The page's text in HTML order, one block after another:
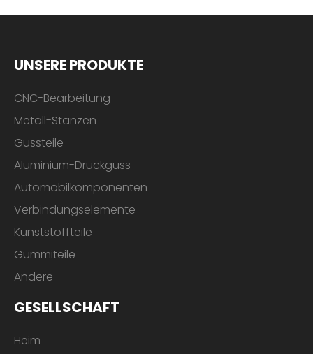
UNSERE PRODUKTE
CNC-Bearbeitung
Metall-Stanzen
Gussteile
Aluminium-Druckguss
Automobilkomponenten
Verbindungselemente
Kunststoffteile
Gummiteile
Andere
GESELLSCHAFT
Heim